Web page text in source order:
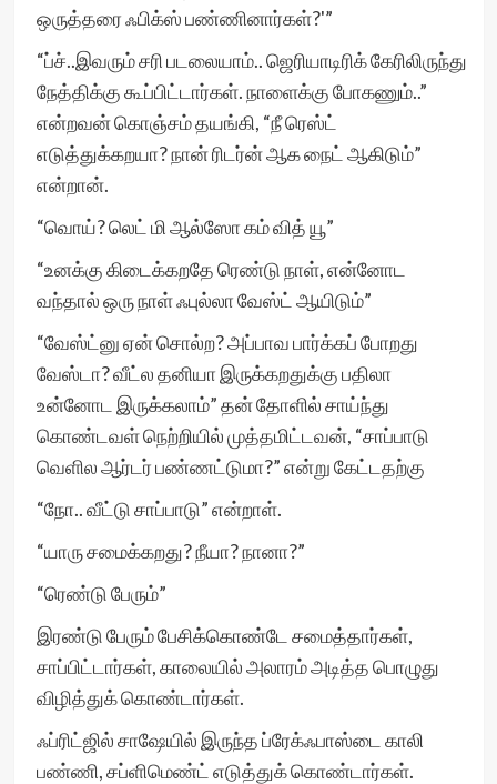
ஒருத்தரை ஃபிக்ஸ் பண்ணினார்கள்?'”
“ப்ச்..இவரும் சரி படலையாம்.. ஜெரியாடிரிக் கேரிலிருந்து
நேத்திக்கு கூப்பிட்டார்கள். நாளைக்கு போகணும்..”
என்றவன் கொஞ்சம் தயங்கி, “நீ ரெஸ்ட்
எடுத்துக்கறயா? நான் ரிடர்ன் ஆக நைட் ஆகிடும்”
என்றான்.
“வொய்? லெட் மி ஆல்ஸோ கம் வித் யூ”
“உனக்கு கிடைக்கறதே ரெண்டு நாள், என்னோட
வந்தால் ஒரு நாள் ஃபுல்லா வேஸ்ட் ஆயிடும்”
“வேஸ்ட்னு ஏன் சொல்ற? அப்பாவ பார்க்கப் போறது
வேஸ்டா? வீட்ல தனியா இருக்கறதுக்கு பதிலா
உன்னோட இருக்கலாம்” தன் தோளில் சாய்ந்து
கொண்டவள் நெற்றியில் முத்தமிட்டவன், “சாப்பாடு
வெளில ஆர்டர் பண்ணட்டுமா?” என்று கேட்டதற்கு
“நோ.. வீட்டு சாப்பாடு” என்றாள்.
“யாரு சமைக்கறது? நீயா? நானா?”
“ரெண்டு பேரும்”
இரண்டு பேரும் பேசிக்கொண்டே சமைத்தார்கள்,
சாப்பிட்டார்கள், காலையில் அலாரம் அடித்த பொழுது
விழித்துக் கொண்டார்கள்.
ஃப்ரிட்ஜில் சாஷேயில் இருந்த ப்ரேக்ஃபாஸ்டை காலி
பண்ணி, சப்ளிமெண்ட் எடுத்துக் கொண்டார்கள்.